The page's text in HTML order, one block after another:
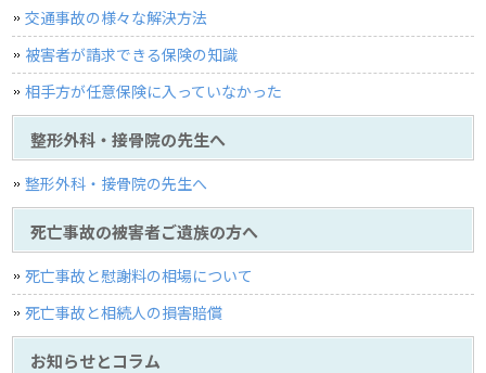
交通事故の様々な解決方法
被害者が請求できる保険の知識
相手方が任意保険に入っていなかった
整形外科・接骨院の先生へ
整形外科・接骨院の先生へ
死亡事故の被害者ご遺族の方へ
死亡事故と慰謝料の相場について
死亡事故と相続人の損害賠償
お知らせとコラム